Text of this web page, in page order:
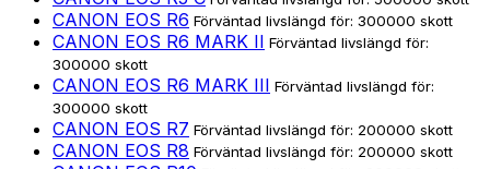
CANON EOS R6 Förväntad livslängd för: 300000 skott
CANON EOS R6 MARK II Förväntad livslängd för:
300000 skott
CANON EOS R6 MARK III Förväntad livslängd för:
300000 skott
CANON EOS R7 Förväntad livslängd för: 200000 skott
CANON EOS R8 Förväntad livslängd för: 200000 skott